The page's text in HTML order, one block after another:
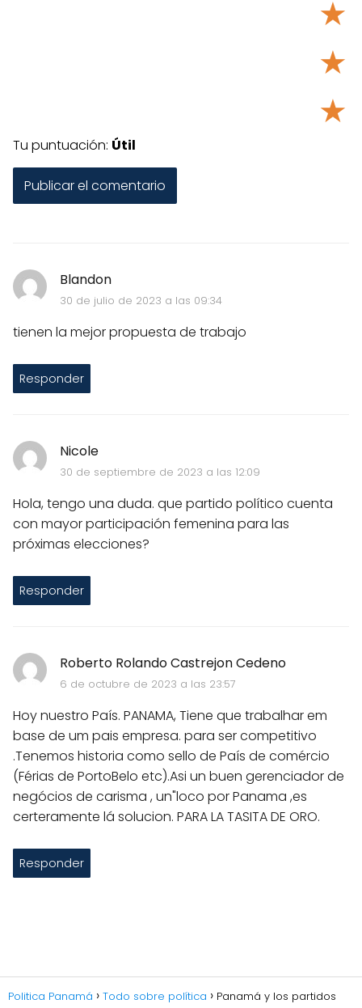
Blandon
30 de julio de 2023 a las 09:34
tienen la mejor propuesta de trabajo
Responder
Nicole
30 de septiembre de 2023 a las 12:09
Hola, tengo una duda. que partido político cuenta
con mayor participación femenina para las
próximas elecciones?
Responder
Roberto Rolando Castrejon Cedeno
6 de octubre de 2023 a las 23:57
Hoy nuestro País. PANAMA, Tiene que trabalhar em
base de um pais empresa. para ser competitivo
.Tenemos historia como sello de País de comércio
(Férias de PortoBelo etc).Asi un buen gerenciador de
negócios de carisma , un"loco por Panama ,es
certeramente lá solucion. PARA LA TASITA DE ORO.
Responder
★
★
★
Tu puntuación: Útil
Politica Panamá Todo sobre política
Panamá y los partidos